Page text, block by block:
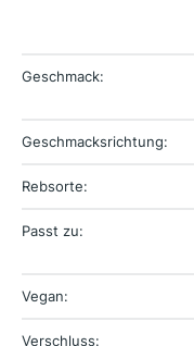
Geschmack:
Geschmacksrichtung:
Rebsorte:
Passt zu:
Vegan:
Verschluss: